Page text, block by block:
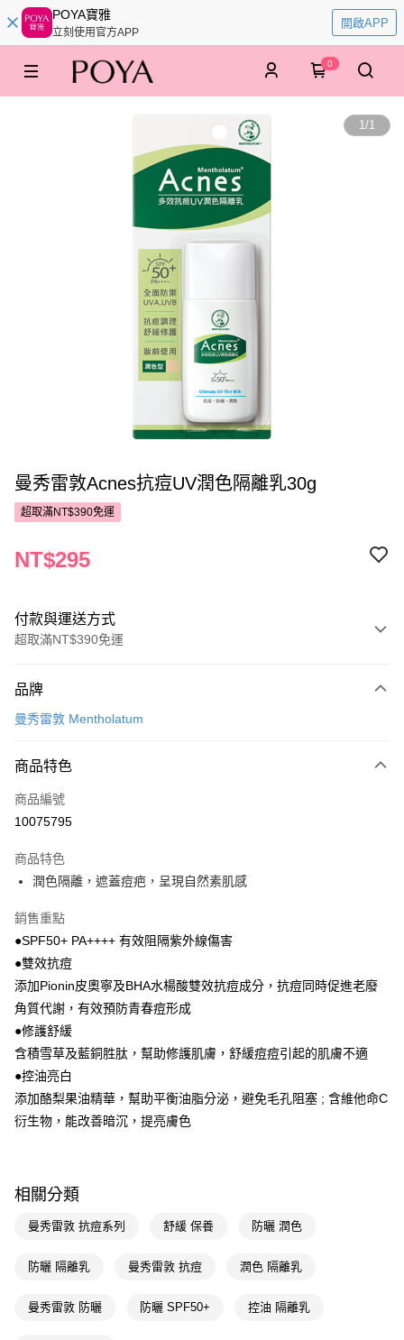
POYA寶雅
立刻使用官方APP
開啟APP
0
1/1
曼秀雷敦Acnes抗痘UV潤色隔離乳30g
超取滿NT$390免運
NT$295
付款與運送方式
超取滿NT$390免運
POYA支付
超商取貨付款
LINE Pay
街口支付
Google Pay
AFTEE先享後付
相關說明
【關於「AFTEE先享後付」】
AFTEE先享後付是「在收到商品之後才付款」的支付方式。 讓您購物簡單
１．簡單：不需註冊會員、不需綁卡、不需儲值。
２．便利：只要手機號碼，簡訊認證，即可結帳。
３．安心：先確認商品／服務後，再付款。
【「AFTEE先享後付」結帳流程】
３．收到繳費通知簡訊後14天內，點擊此簡訊中的連結，可透過四大超商／
ATM／網路銀行／等多元方式進行付款，方視為交易完成。
※ 請注意：結帳手續完成當下不需立刻繳費，但若您需要取消訂單，請聯絡
※ 交易是否成功請以「AFTEE先享後付 」之結帳頁面顯示為準，若有關於
客戶支援中心」https://netprotections.freshdesk.com/support/home
即享券
運送方式
全家取貨付款
每筆NT$65，滿NT$390(含以上)免運費
每筆NT$65，滿NT$490(含以上)免運費
付款後萊爾富取貨
品牌
曼秀雷敦 Mentholatum
商品特色
商品編號
10075795
商品特色
潤色隔離，遮蓋痘疤，呈現自然素肌感
銷售重點
●SPF50+ PA++++ 有效阻隔紫外線傷害
●雙效抗痘
添加Pionin皮奧寧及BHA水楊酸雙效抗痘成分，抗痘同時促進老廢
角質代謝，有效預防青春痘形成
●修護舒緩
含積雪草及藍銅胜肽，幫助修護肌膚，舒緩痘痘引起的肌膚不適
●控油亮白
添加酪梨果油精華，幫助平衡油脂分泌，避免毛孔阻塞 ; 含維他命C
衍生物，能改善暗沉，提亮膚色
相關分類
曼秀雷敦 抗痘系列 舒緩 保養 防曬 潤色
防曬 隔離乳 曼秀雷敦 抗痘 潤色 隔離乳
曼秀雷敦 防曬 防曬 SPF50+ 控油 隔離乳